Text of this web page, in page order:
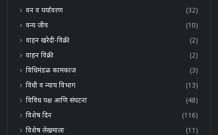
वन व पर्यावरण
(32)
वन्य जीव
(10)
वाहन खरेदी-विक्री
(2)
वाहन विक्री
(2)
विधिमंडळ कामकाज
(3)
विधी व न्याय विभाग
(13)
विविध पक्ष आणि संघटना
(48)
विशेष दिन
(116)
विशेष लेखमाला
(11)